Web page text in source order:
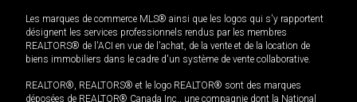
Les marques de commerce MLS® ainsi que les logos qui s'y rapportent
désignent les services professionnels rendus par les membres
REALTORS® de l'ACI en vue de l'achat, de la vente et de la location de
biens immobiliers dans le cadre d'un système de vente collaborative.
REALTOR®, REALTORS® et le logo REALTOR® sont des marques
déposées de REALTOR® Canada Inc., une compagnie dont la National